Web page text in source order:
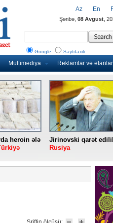
Multimediya Reklamlar və elanlar
Az En
Şənbə, 08 Avgust ,
Google Saytdaxili
heroin ələ
Jirinovski qarət
Rusiya